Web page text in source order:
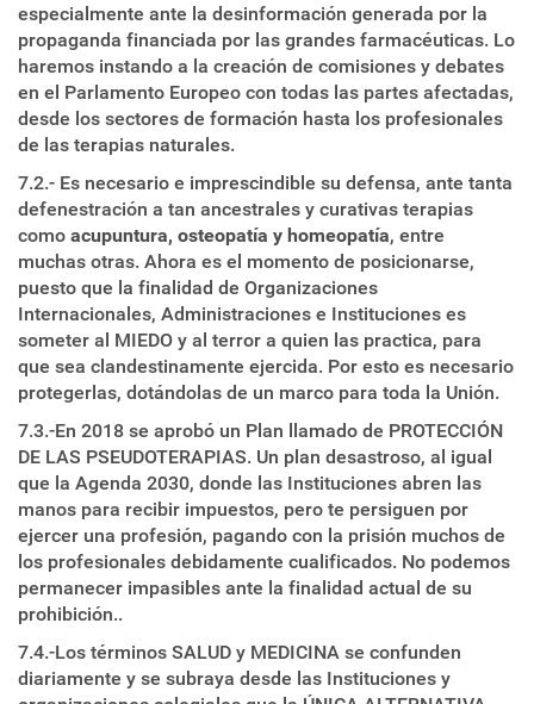
especialmente ante la desinformación generada por la
propaganda financiada por las grandes farmacéuticas. Lo
haremos instando a la creación de comisiones y debates
en el Parlamento Europeo con todas las partes afectadas,
desde los sectores de formación hasta los profesionales
de las terapias naturales.
7.2.- Es necesario e imprescindible su defensa, ante tanta
defenestración a tan ancestrales y curativas terapias
como acupuntura, osteopatía y homeopatía, entre
muchas otras. Ahora es el momento de posicionarse,
puesto que la finalidad de Organizaciones
Internacionales, Administraciones e Instituciones es
someter al MIEDO y al terror a quien las practica, para
que sea clandestinamente ejercida. Por esto es necesario
protegerlas, dotándolas de un marco para toda la Unión.
7.3.-En 2018 se aprobó un Plan llamado de PROTECCIÓN
DE LAS PSEUDOTERAPIAS. Un plan desastroso, al igual
que la Agenda 2030, donde las Instituciones abren las
manos para recibir impuestos, pero te persiguen por
ejercer una profesión, pagando con la prisión muchos de
los profesionales debidamente cualificados. No podemos
permanecer impasibles ante la finalidad actual de su
prohibición..
7.4.-Los términos SALUD y MEDICINA se confunden
diariamente y se subraya desde las Instituciones y